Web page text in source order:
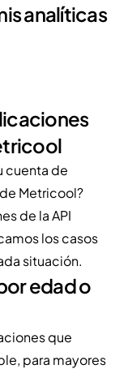
analíticas
cuenta de
Metricool?
de la API
los casos
situación.
edad o
que
para mayores